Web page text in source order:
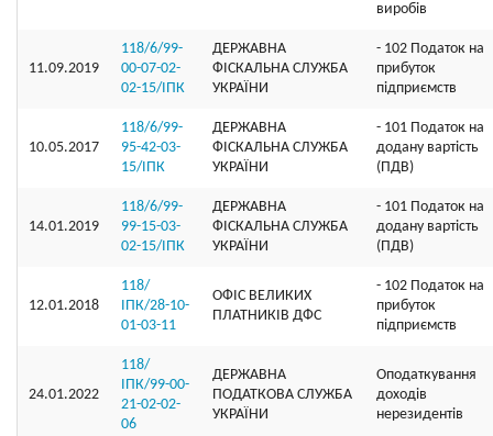
виробів
11.09.2019
118/6/99-
00-07-02-
02-15/ІПК
ДЕРЖАВНА
ФІСКАЛЬНА СЛУЖБА
УКРАЇНИ
- 102 Податок на
прибуток
підприємств
10.05.2017
118/6/99-
95-42-03-
15/ІПК
ДЕРЖАВНА
ФІСКАЛЬНА СЛУЖБА
УКРАЇНИ
- 101 Податок на
додану вартість
(ПДВ)
14.01.2019
118/6/99-
99-15-03-
02-15/ІПК
ДЕРЖАВНА
ФІСКАЛЬНА СЛУЖБА
УКРАЇНИ
- 101 Податок на
додану вартість
(ПДВ)
12.01.2018
118/
ІПК/28-10-
01-03-11
ОФIС ВЕЛИКИХ
ПЛАТНИКIВ ДФС
- 102 Податок на
прибуток
підприємств
24.01.2022
118/
ІПК/99-00-
21-02-02-
06
ДЕРЖАВНА
ПОДАТКОВА СЛУЖБА
УКРАЇНИ
Оподаткування
доходів
нерезидентів